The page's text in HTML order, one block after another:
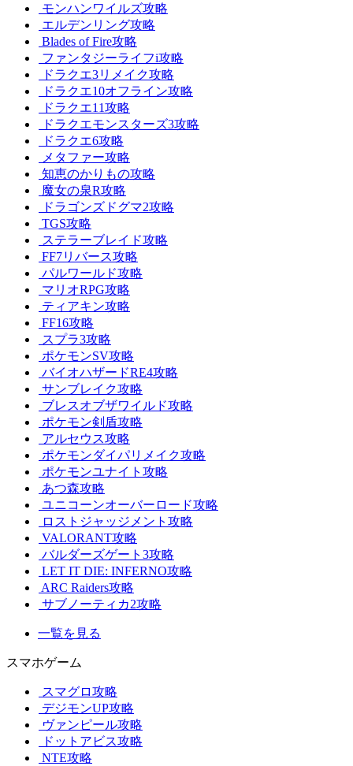
モンハンワイルズ攻略
エルデンリング攻略
Blades of Fire攻略
ファンタジーライフi攻略
ドラクエ3リメイク攻略
ドラクエ10オフライン攻略
ドラクエ11攻略
ドラクエモンスターズ3攻略
ドラクエ6攻略
メタファー攻略
知恵のかりもの攻略
魔女の泉R攻略
ドラゴンズドグマ2攻略
TGS攻略
ステラーブレイド攻略
FF7リバース攻略
パルワールド攻略
マリオRPG攻略
ティアキン攻略
FF16攻略
スプラ3攻略
ポケモンSV攻略
バイオハザードRE4攻略
サンブレイク攻略
ブレスオブザワイルド攻略
ポケモン剣盾攻略
アルセウス攻略
ポケモンダイパリメイク攻略
ポケモンユナイト攻略
あつ森攻略
ユニコーンオーバーロード攻略
ロストジャッジメント攻略
VALORANT攻略
バルダーズゲート3攻略
LET IT DIE: INFERNO攻略
ARC Raiders攻略
サブノーティカ2攻略
一覧を見る
スマホゲーム
スマグロ攻略
デジモンUP攻略
ヴァンピール攻略
ドットアビス攻略
NTE攻略